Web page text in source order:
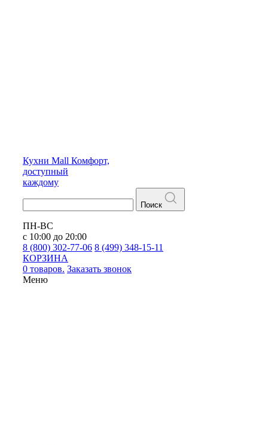
Кухни Mall Комфорт,
доступный
каждому
Поиск
ПН-ВС
с 10:00 до 20:00
8 (800) 302-77-06 8 (499) 348-15-11
КОРЗИНА
0 товаров. Заказать звонок
Меню